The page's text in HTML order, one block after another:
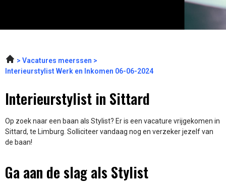
Vacatures meerssen
Interieurstylist Werk en Inkomen 06-06-2024
Interieurstylist in Sittard
Op zoek naar een baan als Stylist? Er is een vacature vrijgekomen in
Sittard, te Limburg. Solliciteer vandaag nog en verzeker jezelf van
de baan!
Ga aan de slag als Stylist